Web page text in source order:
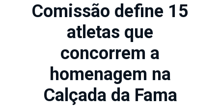
Comissão define 15
atletas que
concorrem a
homenagem na
Calçada da Fama